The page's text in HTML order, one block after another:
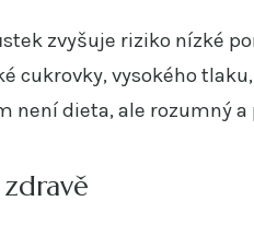
zvyšuje riziko nízké
cukrovky, vysokého
není dieta, ale rozumný